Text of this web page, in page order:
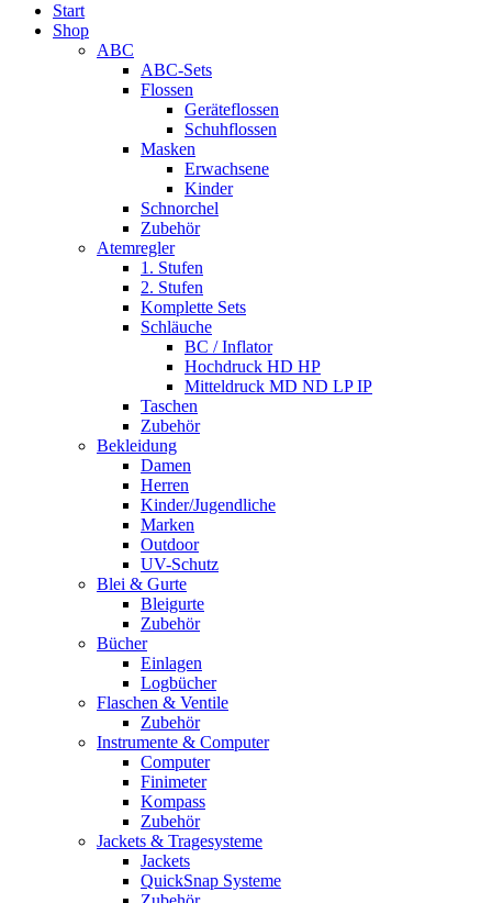
Start
Shop
ABC
ABC-Sets
Flossen
Geräteflossen
Schuhflossen
Masken
Erwachsene
Kinder
Schnorchel
Zubehör
Atemregler
1. Stufen
2. Stufen
Komplette Sets
Schläuche
BC / Inflator
Hochdruck HD HP
Mitteldruck MD ND LP IP
Taschen
Zubehör
Bekleidung
Damen
Herren
Kinder/Jugendliche
Marken
Outdoor
UV-Schutz
Blei & Gurte
Bleigurte
Zubehör
Bücher
Einlagen
Logbücher
Flaschen & Ventile
Zubehör
Instrumente & Computer
Computer
Finimeter
Kompass
Zubehör
Jackets & Tragesysteme
Jackets
QuickSnap Systeme